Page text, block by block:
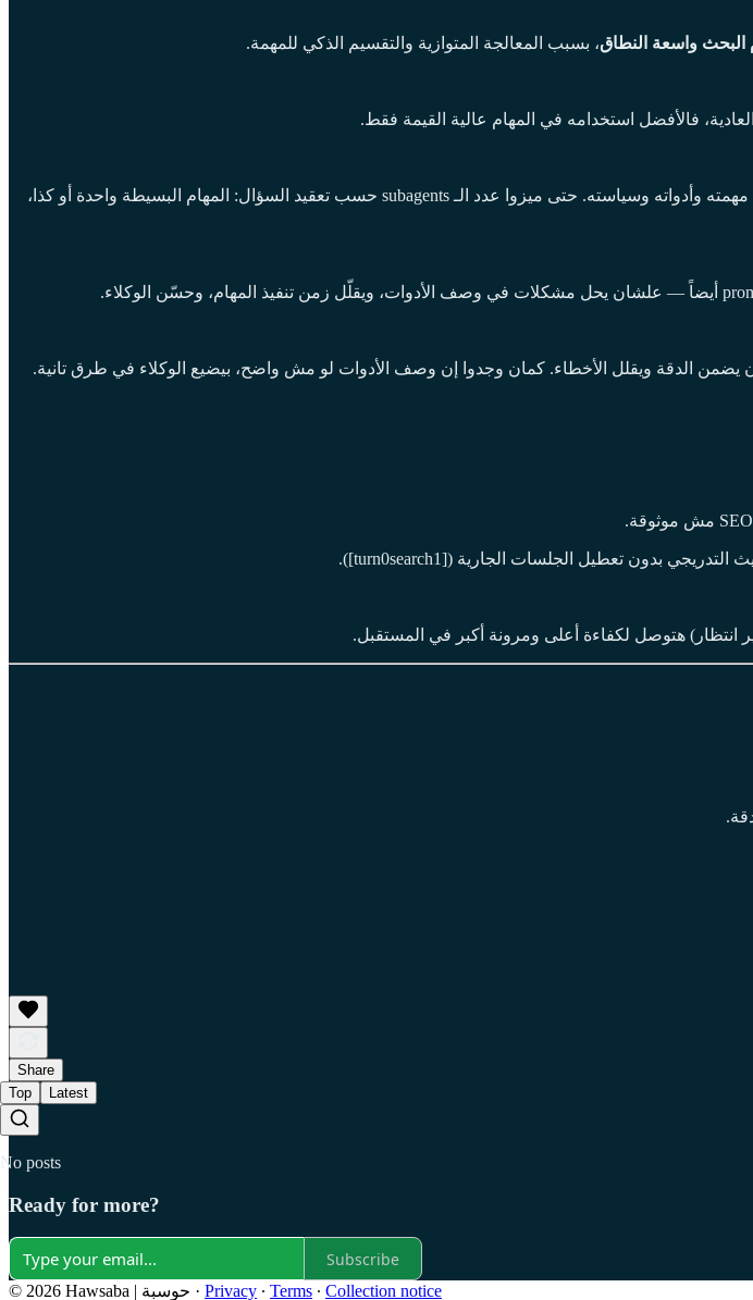
، بسبب المعالجة المتوازية والتقسيم الذكي للمهمة.
فالأفضل استخدامه في المهام عالية القيمة فقط.
المشرفين كانوا بيكتبوا prompts بعناية — يعلموا القائد إزاي يوزّع المهام، ويشرحوا لكل subagent مهمته وأدواته وسياسته. حتى ميزوا عدد الـ subagents حسب تعقيد السؤال: المهام البسيطة واحدة أو كذا،
Share
Top
Latest
No posts
Ready for more?
Subscribe
© 2026 Hawsaba | حوسبة · Privacy ∙ Terms ∙ Collection notice